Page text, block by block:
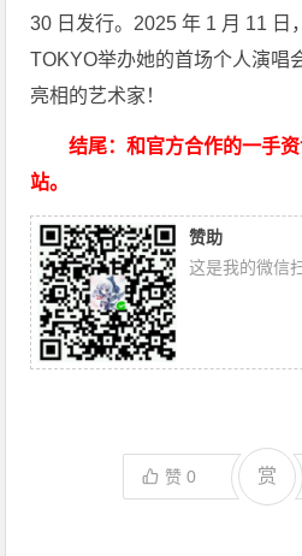
30 日发行。2025 年 1 月 11 日
TOKYO举办她的首场个人演唱
亮相的艺术家！
结尾：和官方合作的一手
站。
赞助
这是我的微信
赞0 赏